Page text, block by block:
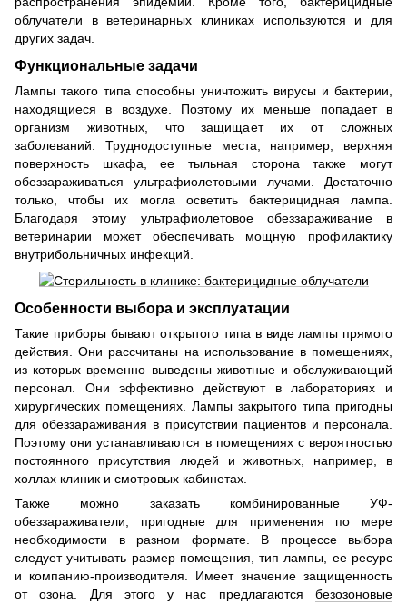
облучатели в ветеринарных клиниках используются и для
других задач.
Функциональные задачи
Лампы такого типа способны уничтожить вирусы и бактерии,
находящиеся в воздухе. Поэтому их меньше попадает в
организм животных, что защищает их от сложных
заболеваний. Труднодоступные места, например, верхняя
поверхность шкафа, ее тыльная сторона также могут
обеззараживаться ультрафиолетовыми лучами. Достаточно
только, чтобы их могла осветить бактерицидная лампа.
Благодаря этому ультрафиолетовое обеззараживание в
ветеринарии может обеспечивать мощную профилактику
внутрибольничных инфекций.
Особенности выбора и эксплуатации
Такие приборы бывают открытого типа в виде лампы прямого
действия. Они рассчитаны на использование в помещениях,
из которых временно выведены животные и обслуживающий
персонал. Они эффективно действуют в лабораториях и
хирургических помещениях. Лампы закрытого типа пригодны
для обеззараживания в присутствии пациентов и персонала.
Поэтому они устанавливаются в помещениях с вероятностью
постоянного присутствия людей и животных, например, в
холлах клиник и смотровых кабинетах.
Также можно заказать комбинированные УФ-
обеззараживатели, пригодные для применения по мере
необходимости в разном формате. В процессе выбора
следует учитывать размер помещения, тип лампы, ее ресурс
и компанию-производителя. Имеет значение защищенность
от озона. Для этого у нас предлагаются безозоновые